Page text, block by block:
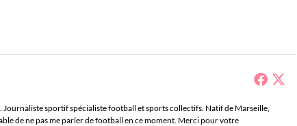
Journaliste sportif spécialiste football et sports collectifs. Natif de Marseille,
de ne pas me parler de football en ce moment. Merci pour votre